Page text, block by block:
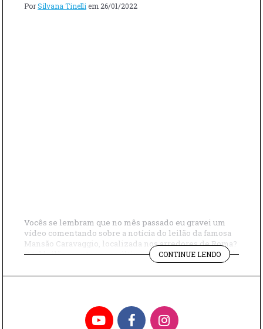
PorSilvana Tinelli em 26/01/2022
Vocês se lembram que no mês passado eu gravei um
vídeo comentando sobre a notícia do leilão da famosa
Mansão Caravaggio, localizada nos arredores de Roma?
O tal leilão aconteceu na última terça-feira (18/01/2022)
e teve como lance mínimo o valor de 471 milhões de
Euros, o equivalente a cerca de R$3 bilhões. A intenção
CONTINUE LENDO"ÚLTIMAS
NOTÍCIAS
SOBRE
YouTubeFacebookInstagram